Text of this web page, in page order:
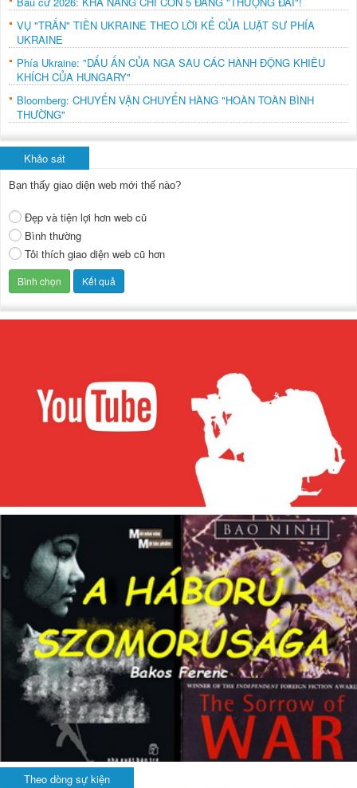
VỤ "TRẤN" TIỀN UKRAINE THEO LỜI KỂ CỦA LUẬT SƯ PHÍA
UKRAINE
Phía Ukraine: "DẤU ẤN CỦA NGA SAU CÁC HÀNH ĐỘNG KHIÊU
KHÍCH CỦA HUNGARY"
Bloomberg: CHUYẾN VẬN CHUYỂN HÀNG "HOÀN TOÀN BÌNH
THƯỜNG"
Khảo sát
Bạn thấy giao diện web mới thế nào?
Đẹp và tiện lợi hơn web cũ
Bình thường
Tôi thích giao diện web cũ hơn
Theo dòng sự kiện